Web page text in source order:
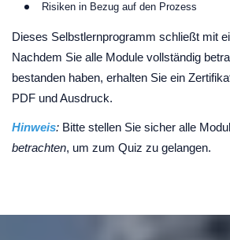
Risiken in Bezug auf den Prozess
Dieses Selbstlernprogramm schließt mit
Nachdem Sie alle Module vollständig
bestanden haben, erhalten Sie ein
PDF und Ausdruck.
Hinweis: Bitte stellen Sie sicher alle
betrachten, um zum Quiz zu gelangen.